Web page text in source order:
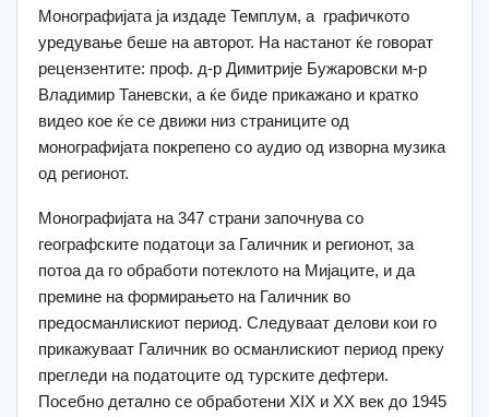
Монографијата ја издаде Темплум, а графичкото
уредување беше на авторот. На настанот ќе говорат
рецензентите: проф. д-р Димитрије Бужаровски м-р
Владимир Таневски, а ќе биде прикажано и кратко
видео кое ќе се движи низ страниците од
монографијата покрепено со аудио од изворна музика
од регионот.
Монографијата на 347 страни започнува со
географските податоци за Галичник и регионот, за
потоа да го обработи потеклото на Мијаците, и да
премине на формирањето на Галичник во
предосманлискиот период. Следуваат делови кои го
прикажуваат Галичник во османлискиот период преку
прегледи на податоците од турските дефтери.
Посебно детално се обработени XIX и XX век до 1945